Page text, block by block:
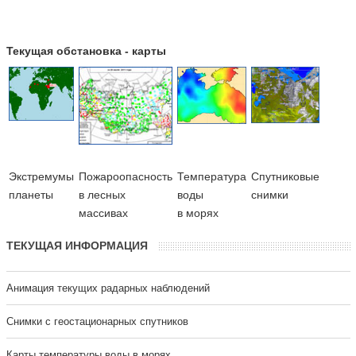
Текущая обстановка - карты
Экстремумы
планеты
Пожароопасность
в лесных
массивах
Температура
воды
в морях
Cпутниковые
снимки
ТЕКУЩАЯ ИНФОРМАЦИЯ
Анимация текущих радарных наблюдений
Cнимки с геостационарных спутников